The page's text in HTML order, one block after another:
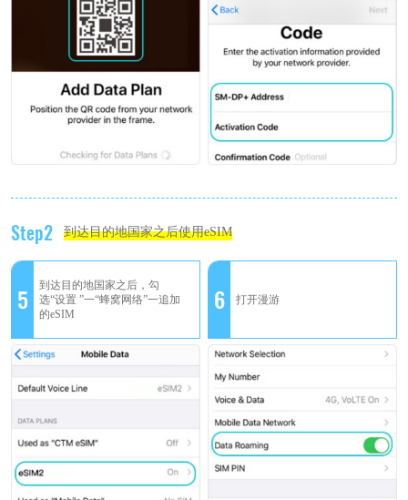
Step2 到达目的地国家之后使用eSIM
5
到达目的地国家之后，勾
选“设置 ”一“蜂窝网络”一追加
的eSIM
6 打开漫游